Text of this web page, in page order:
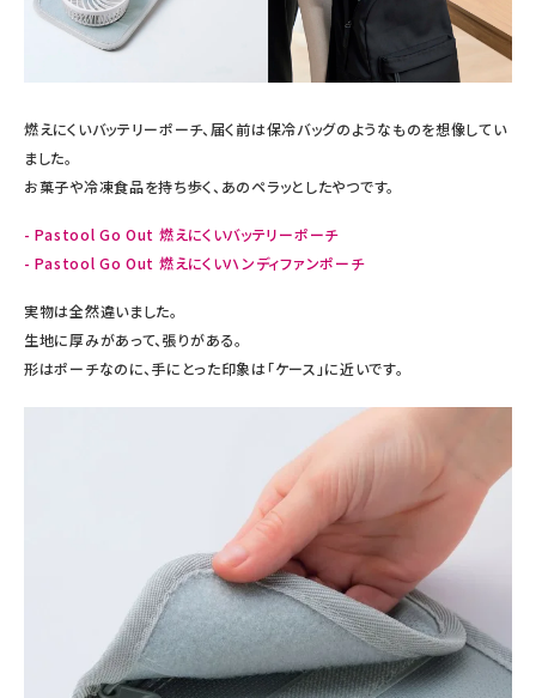
燃えにくいバッテリーポーチ、届く前は保冷バッグのようなものを想像してい
ました。
お菓子や冷凍食品を持ち歩く、あのペラッとしたやつです。
- Pastool Go Out 燃えにくいバッテリーポーチ
- Pastool Go Out 燃えにくいハンディファンポーチ
実物は全然違いました。
生地に厚みがあって、張りがある。
形はポーチなのに、手にとった印象は「ケース」に近いです。